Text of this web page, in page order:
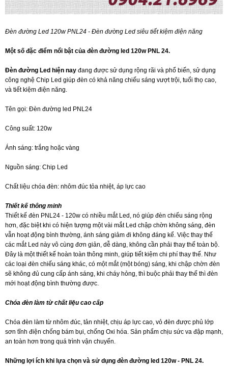
Đèn đường Led 120w PNL24 - Đèn đường Led siêu tiết kiệm điện năng
Một số đặc điểm nổi bật của đèn đường led 120w PNL 24.
Đèn đường Led hiện nay đang được sử dụng rộng rãi và phổ biến, sử dụng
công nghệ Chip Led giúp đèn có khả năng chiếu sáng vượt trội, tuổi thọ cao,
và tiết kiệm điện năng.
Tên gọi: Đèn đường led PNL24
Công suất: 120w
Ánh sáng: trắng hoặc vàng
Nguồn sáng: Chip Led
Chất liệu chóa đèn: nhôm đúc tỏa nhiệt, áp lực cao
Thiết kế thông minh
Thiết kế đèn PNL24 - 120w có nhiều mắt Led, nó giúp đèn chiếu sáng rộng
hơn, đặc biệt khi có hiện tượng một vài mắt Led chập chờn không sáng, đèn
vẫn hoạt động bình thường, ánh sáng giảm đi không đáng kể. Việc thay thế
các mắt Led này vô cùng đơn giản, dễ dàng, không cần phải thay thế toàn bộ.
Đây là một thiết kế hoàn toàn thông minh, giúp tiết kiệm chi phí thay thế. Như
các loại đèn chiếu sáng khác, có một mắt (một bóng) sáng, khi chập chờn đèn
sẽ không đủ cung cấp ánh sáng, khi cháy hỏng, thì buộc phải thay thế thì đèn
mới hoạt động bình thường được.
Chóa đèn làm từ chất liệu cao cấp
Chóa đèn làm từ nhôm đúc, tản nhiệt, chịu áp lực cao, vỏ đèn được phủ lớp
sơn tĩnh điện chống bám bụi, chống Oxi hóa. Sản phẩm chịu sức va đập mạnh,
an toàn hơn trong quá trình vận chuyển.
Những lợi ích khi lựa chọn và sử dụng đèn đường led 120w - PNL 24.